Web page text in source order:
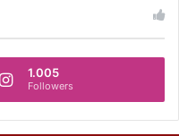
1.005
Followers